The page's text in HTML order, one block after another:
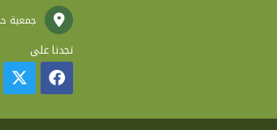
جمعية
تجدنا على